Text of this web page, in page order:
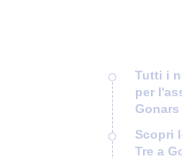
Tutti i
per
Gonars
Scopri
Tre a